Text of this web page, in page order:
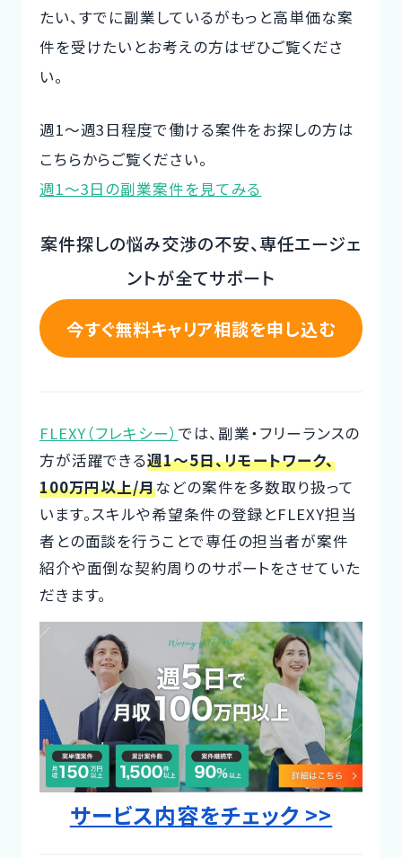
CTOイベント
CTO Event
CTO Interview
開発手法と体制
Development method
フリーランス副業ノウハウ
利用企業事例
Examples of companies
たい、すでに副業しているがもっと高単価な案
件を受けたいとお考えの方はぜひご覧くださ
い。
週1～週3日程度で働ける案件をお探しの方は
こちらからご覧ください。
週1～3日の副業案件を見てみる
案件探しの悩み交渉の不安、専任エージェ
ントが全てサポート
今すぐ無料キャリア相談を申し込む
FLEXY（フレキシー） では、副業・フリーランスの
方が活躍できる週1～5日、リモートワーク、
100万円以上/月などの案件を多数取り扱って
います。スキルや希望条件の登録とFLEXY担当
者との面談を行うことで専任の担当者が案件
紹介や面倒な契約周りのサポートをさせていた
だきます。
サービス内容をチェック >>